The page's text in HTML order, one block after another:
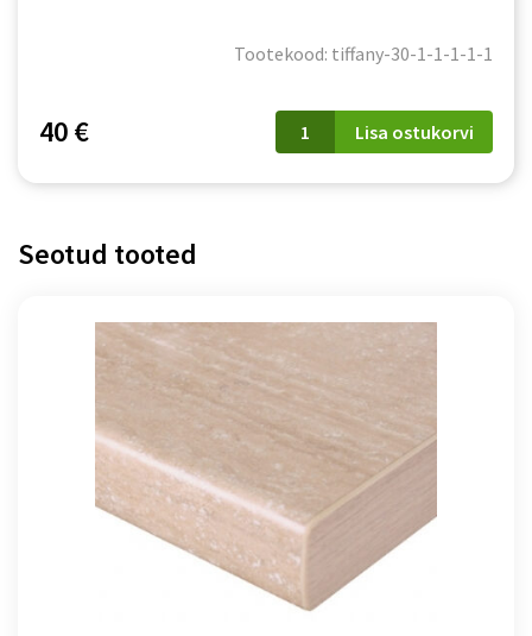
Tootekood: tiffany-30-1-1-1-1-1
40 €
Töötasapind
Modena
cm
Lisa ostukorvi
Seotud tooted